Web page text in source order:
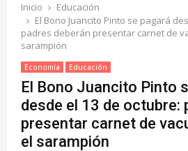
Inicio
Educación
El Bono Juancito Pinto se pagará
padres deberán presentar carnet de
sarampión
Economía Educación
El Bono Juancito Pinto
desde el 13 de octubre:
presentar carnet de
el sarampión